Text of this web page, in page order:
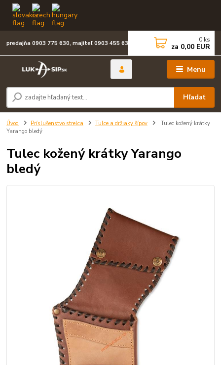
Menu
Hľadať
predajňa 0903 775 630, majiteľ 0903 455 630 0 ks
za 0,00 EUR
Úvod Príslušenstvo strelca Tulce a držiaky šípov
Tulec kožený krátky
Yarango bledý
Tulec kožený krátky Yarango
bledý